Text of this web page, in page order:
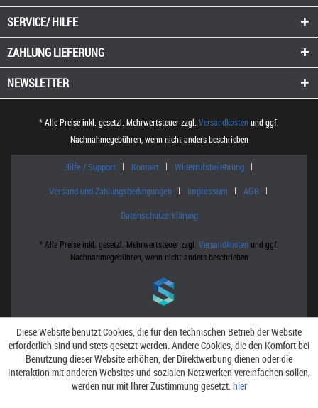
SERVICE/ HILFE
ZAHLUNGLIEFERUNG
NEWSLETTER
* Alle Preise inkl. gesetzl. Mehrwertsteuer zzgl. Versandkosten und ggf.
Nachnahmegebühren, wenn nicht anders beschrieben
Hilfe / Support Kontakt
Widerrufsbelehrung
Versand und Zahlungsbedingungen
Impressum
AGB
Datenschutzerklärung
* Alle Preise inkl. gesetzl. Mehrwertsteuer zzgl. Versandkosten und ggf.
Nachnahmegebühren, wenn nicht anders beschrieben
Diese Website benutzt Cookies, die für den technischen Betrieb der Website
erforderlich sind und stets gesetzt werden. Andere Cookies, die den Komfort bei
Benutzung dieser Website erhöhen, der Direktwerbung dienen oder die
Interaktion mit anderen Websites und sozialen Netzwerken vereinfachen sollen,
werden nur mit Ihrer Zustimmung gesetzt.hier